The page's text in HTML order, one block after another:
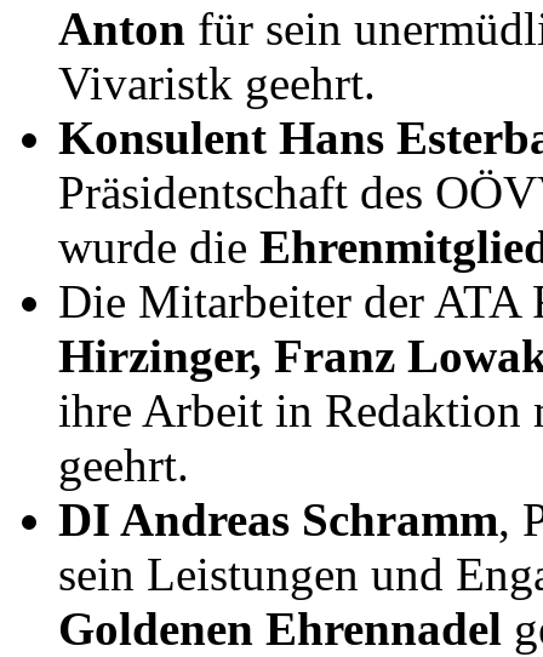
Anton für sein
Vivaristk geehrt.
Konsulent Hans
Präsidentschaft des
wurde die
Die Mitarbeiter der ATA
Hirzinger, Franz
ihre Arbeit in
geehrt.
DI Andreas Schramm,
sein Leistungen und
Goldenen Ehrennadel